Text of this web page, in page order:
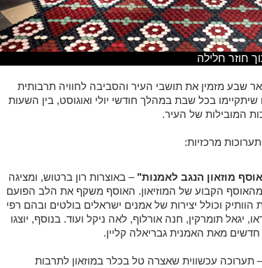
חוזר חלילה
שבע מזמין את תושבי העיר והסביבה לחוויה תרבותית
שיתקיימו בכל שבת במהלך חודשי יולי ואוגוסט, בין השעות
מרכזיות:
מוזאון הנגב לאמנות" – באוצרות רון ברטוש, ומציגה
הקבוע של המוזיאון. האוסף משקף את הלב הפועם
וכולל יצירות של אמנים ישראלים בולטים ובהם רפי
יגאל תומרקין, חנה אורלוף, לאה ניקל ועוד. בנוסף, יוצגו
חדשים מאת האמנית גבריאלה קליין.
תערוכה עכשווית שאצרה טל בכלר במוזאון לתרבות